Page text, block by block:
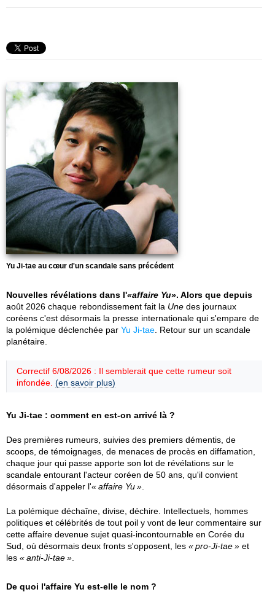
Yu Ji-tae au cœur d'un scandale sans précédent
Nouvelles révélations dans l' affaire Yu . Alors que depuis
août 2026 chaque rebondissement fait la Une des journaux
coréens c'est désormais la presse internationale qui s'empare de
la polémique déclenchée par Yu Ji-tae . Retour sur un scandale
planétaire.
Correctif 6/08/2026 : Il semblerait que cette rumeur soit
infondée. (en savoir plus)
Yu Ji-tae : comment en est-on arrivé là ?
Des premières rumeurs, suivies des premiers démentis, de
scoops, de témoignages, de menaces de procès en diffamation,
chaque jour qui passe apporte son lot de révélations sur le
scandale entourant l'acteur coréen de 50 ans, qu'il convient
désormais d'appeler l'
affaire Yu .
La polémique déchaîne, divise, déchire. Intellectuels, hommes
politiques et célébrités de tout poil y vont de leur commentaire sur
cette affaire devenue sujet quasi-incontournable en Corée du
Sud, où désormais deux fronts s'opposent, les
pro-Ji-tae
et
les
anti-Ji-tae .
De quoi l'affaire Yu est-elle le nom ?